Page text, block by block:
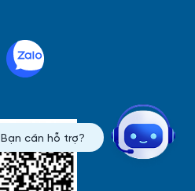
Thông tin giao dịch
Sự kiện
Bạn cần hỗ trợ?